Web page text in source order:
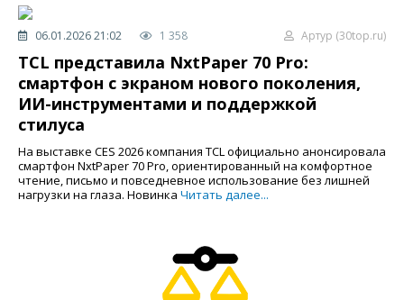
06.01.2026 21:02 1 358 Артур (30top.ru)
TCL представила NxtPaper 70 Pro:
смартфон с экраном нового поколения,
ИИ-инструментами и поддержкой
стилуса
На выставке CES 2026 компания TCL официально анонсировала
смартфон NxtPaper 70 Pro, ориентированный на комфортное
чтение, письмо и повседневное использование без лишней
нагрузки на глаза. Новинка Читать далее...